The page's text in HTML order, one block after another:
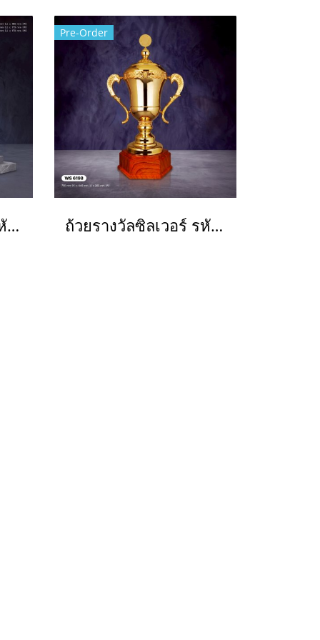
ถ้วยรางวัลซิลเวอร์ รหัส Ws6232
Pre-Order
ถ้วยรางวัลซิลเวอร์ รหัส Ws6198